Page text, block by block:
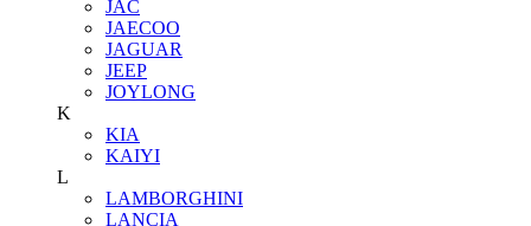
JAC
JAECOO
JAGUAR
JEEP
JOYLONG
K
KIA
KAIYI
L
LAMBORGHINI
LANCIA